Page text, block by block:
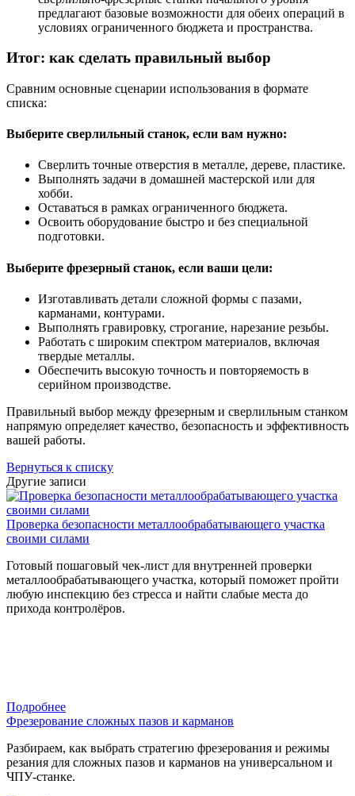
предлагают базовые возможности для обеих операций в
условиях ограниченного бюджета и пространства.
Итог: как сделать правильный выбор
Сравним основные сценарии использования в формате
списка:
Выберите сверлильный станок, если вам нужно:
Сверлить точные отверстия в металле, дереве, пластике.
Выполнять задачи в домашней мастерской или для
хобби.
Оставаться в рамках ограниченного бюджета.
Освоить оборудование быстро и без специальной
подготовки.
Выберите фрезерный станок, если ваши цели:
Изготавливать детали сложной формы с пазами,
карманами, контурами.
Выполнять гравировку, строгание, нарезание резьбы.
Работать с широким спектром материалов, включая
твердые металлы.
Обеспечить высокую точность и повторяемость в
серийном производстве.
Правильный выбор между фрезерным и сверлильным станком
напрямую определяет качество, безопасность и эффективность
вашей работы.
Вернуться к списку
Другие записи
Проверка безопасности металлообрабатывающего участка
своими силами
Готовый пошаговый чек-лист для внутренней проверки
металлообрабатывающего участка, который поможет пройти
любую инспекцию без стресса и найти слабые места до
прихода контролёров.
Подробнее
Фрезерование сложных пазов и карманов
Разбираем, как выбрать стратегию фрезерования и режимы
резания для сложных пазов и карманов на универсальном и
ЧПУ-станке.